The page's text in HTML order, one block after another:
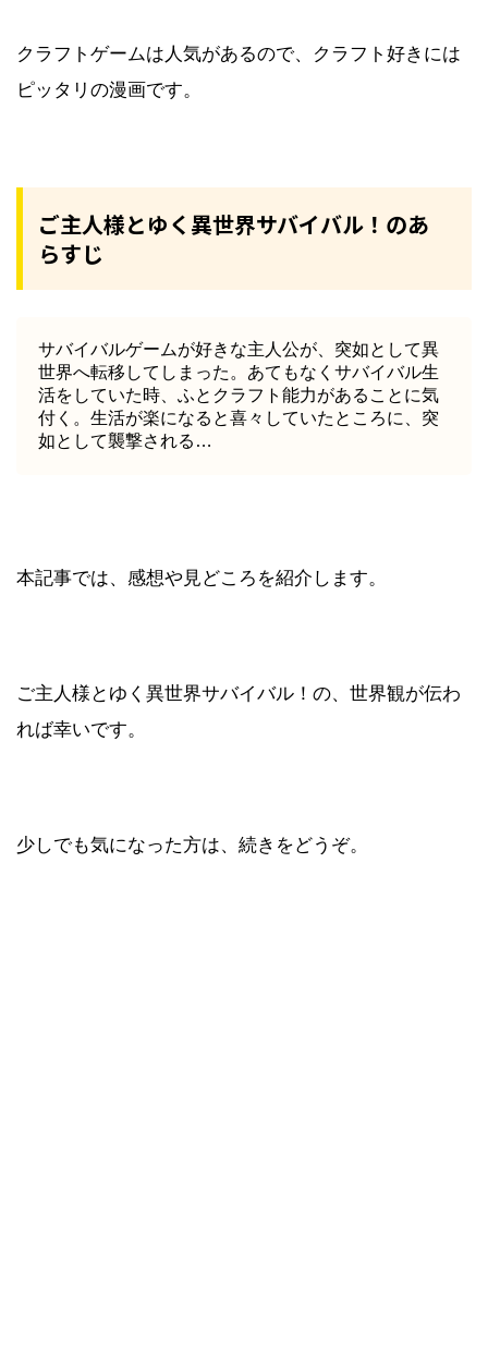
クラフトゲームは人気があるので、クラフト好きには
ピッタリの漫画です。
ご主人様とゆく異世界サバイバル！のあ
らすじ
サバイバルゲームが好きな主人公が、突如として異
世界へ転移してしまった。あてもなくサバイバル生
活をしていた時、ふとクラフト能力があることに気
付く。生活が楽になると喜々していたところに、突
如として襲撃される…
本記事では、感想や見どころを紹介します。
ご主人様とゆく異世界サバイバル！の、世界観が伝わ
れば幸いです。
少しでも気になった方は、続きをどうぞ。